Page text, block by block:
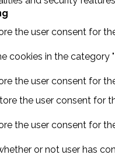
the user consent for
cookies in the category
the user consent for
the user consent for
the user consent for
or not user has